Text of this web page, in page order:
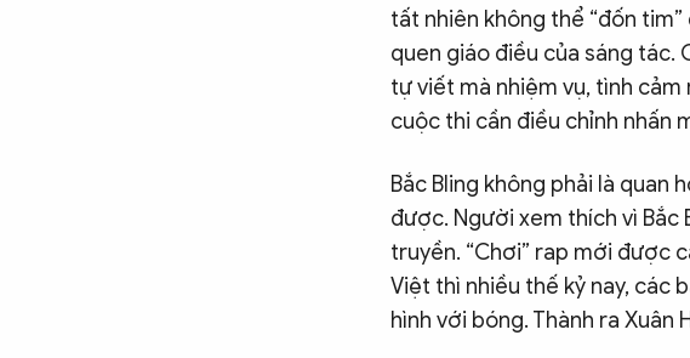
tất nhiên không thể “đốn
quen giáo điều của sáng tác.
tự viết mà nhiệm vụ, tình
cuộc thi cần điều chỉnh nhấn
Bắc Bling không phải là quan
được. Người xem thích vì Bắc
truyền. “Chơi” rap mới được
Việt thì nhiều thế kỷ nay, các
hình với bóng. Thành ra Xuân